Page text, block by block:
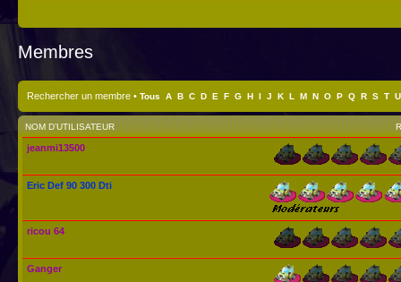
Membres
Rechercher un membre • Tous A B C D E F G H I J K L M N O P Q R S T U
NOM D’UTILISATEUR
jeanmi13500
Eric Def 90 300 Dti
ricou 64
Ganger